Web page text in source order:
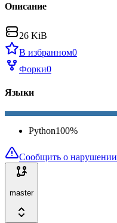
Описание
26 KiB
В избранном0
Форки0
Языки
Python100%
Сообщить о нарушении
master